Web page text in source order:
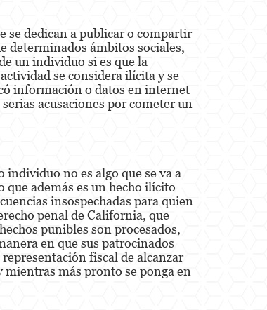
se dedican a publicar o compartir
determinados ámbitos sociales,
un individuo si es que la
se considera ilícita y se
información o datos en internet
acusaciones por cometer un
no es algo que se va a
además es un hecho ilícito
insospechadas para quien
penal de California, que
punibles son procesados,
en que sus patrocinados
fiscal de alcanzar
más pronto se ponga en